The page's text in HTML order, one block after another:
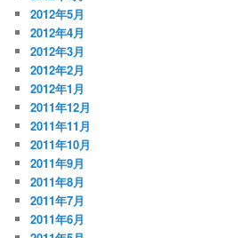
2012年5月
2012年4月
2012年3月
2012年2月
2012年1月
2011年12月
2011年11月
2011年10月
2011年9月
2011年8月
2011年7月
2011年6月